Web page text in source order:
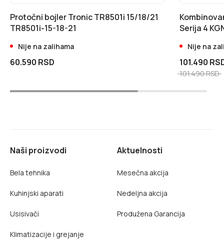
Protočni bojler Tronic TR8501i 15/18/21
TR8501i-15-18-21
Nije na zalihama
60.590 RSD
Serija 4
Nije na
101.490
101.490 RSD
Naši proizvodi
Bela tehnika
Kuhinjski aparati
Usisivači
Klimatizacije i grejanje
Aktuelnosti
Mesečna akcija
Nedeljna akcija
Produžena Garancija